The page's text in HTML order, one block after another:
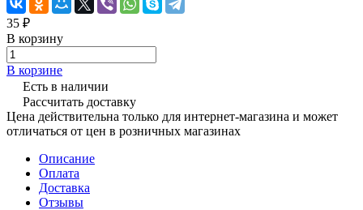
35 ₽
В корзину
В корзине
Есть в наличии
Рассчитать доставку
Цена действительна только для интернет-магазина и может
отличаться от цен в розничных магазинах
Описание
Оплата
Доставка
Отзывы